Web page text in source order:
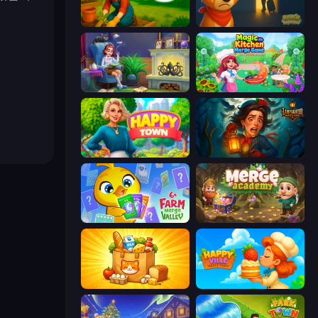
Sophie's Farm Ranch Adventures
Halloween Merge Magic Kitchen: Merge Game
Happy Town Lamplighter: Merge & Magic
Farm Merge Valley Merge Academy
Farm Merge Market HappyVille Merge Farm